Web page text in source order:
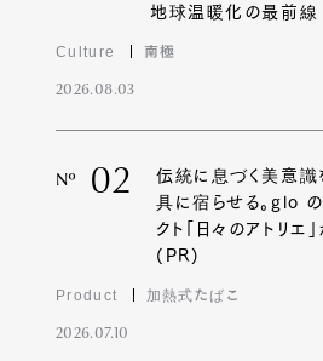
地球温暖化の最前線
Culture 南極
2026.08.03
Nº 02
伝統に息づく美意識
具に宿らせる。glo
クト「日々のアトリエ
(PR)
Product 加熱式たばこ
2026.07.10